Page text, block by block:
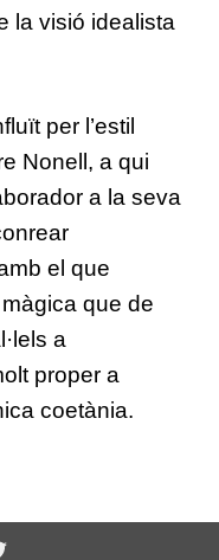
la visió idealista
per l’estil
Nonell , a qui
a la seva
el que
que de
a
proper a
coetània.